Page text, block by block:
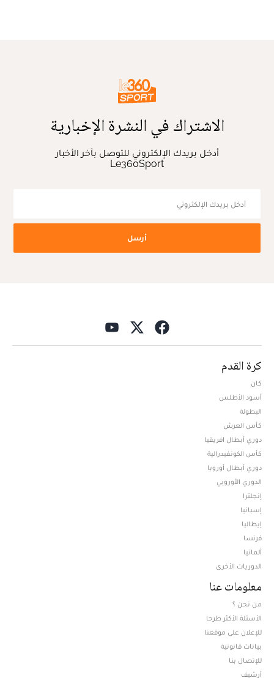
الاشتراك في النشرة الإخبارية
أدخل بريدك الإلكتروني للتوصل بآخر الأخبار
Le360Sport
أرسل
كرة القدم
كان
أسود الأطلس
البطولة
كأس العرش
دوري أبطال افريقيا
كأس الكونفيدرالية
دوري أبطال أوروبا
الدوري الأوروبي
إنجلترا
إسبانيا
إيطاليا
فرنسا
ألمانيا
الدوريات الأخرى
معلومات عنا
من نحن ؟
الأسئلة الأكثر طرحا
للإعلان على موقعنا
بيانات قانونية
للإتصال بنا
أرشيف